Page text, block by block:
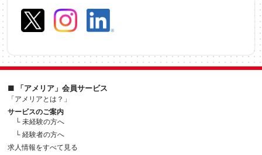
■ 「アメリア」会員サービス
「アメリアとは？」
サービスのご案内
└ 未経験の方へ
└ 経験者の方へ
求人情報をすべて見る